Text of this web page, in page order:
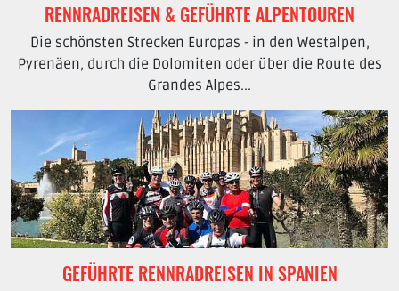
RENNRADREISEN & GEFÜHRTE ALPENTOUREN
Die schönsten Strecken Europas - in den Westalpen,
Pyrenäen, durch die Dolomiten oder über die Route des
Grandes Alpes...
GEFÜHRTE RENNRADREISEN IN SPANIEN